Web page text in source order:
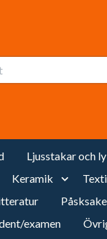
Ljusstakar och
Keramik
examen